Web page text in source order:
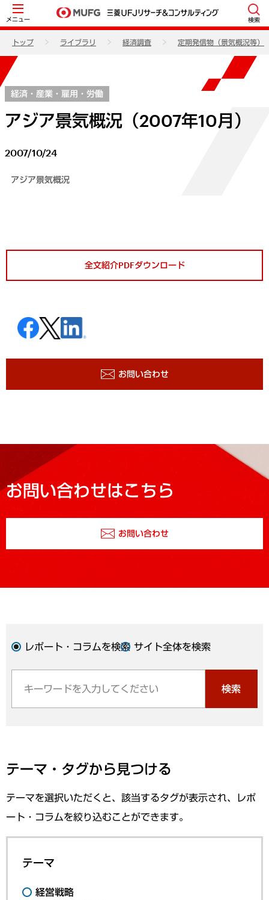
メニュー 検索
トップ ライブラリ 経済調査 定期発信物（景気概況等）
経済・産業・雇用・労働
アジア景気概況（2007年10月）
2007/10/24
アジア景気概況
全文紹介PDFダウンロード
お問い合わせ
お問い合わせはこちら
お問い合わせ
レポート・コラムを検索 サイト全体を検索
検索
テーマ・タグから見つける
テーマを選択いただくと、該当するタグが表示され、レポ
ート・コラムを絞り込むことができます。
テーマ
経営戦略